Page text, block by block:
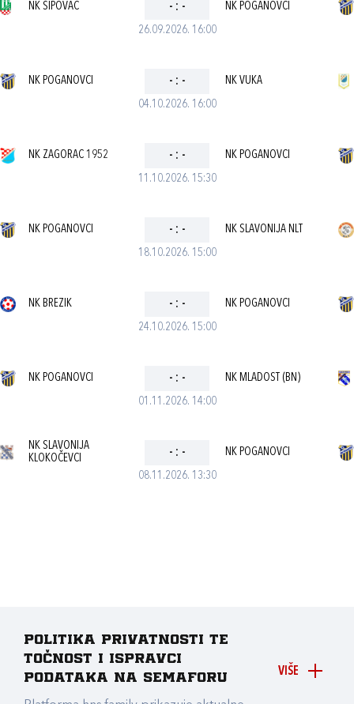
26.09.2026. 16:00
NK ŠIPOVAC - : - NK POGANOVCI
04.10.2026. 16:00
NK POGANOVCI - : - NK VUKA
11.10.2026. 15:30
NK ZAGORAC 1952 - : - NK POGANOVCI
18.10.2026. 15:00
NK POGANOVCI - : - NK SLAVONIJA NLT
24.10.2026. 15:00
NK BREZIK - : - NK POGANOVCI
01.11.2026. 14:00
NK POGANOVCI - : - NK MLADOST (BN)
08.11.2026. 13:30
NK SLAVONIJA
KLOKOČEVCI
- : - NK POGANOVCI
VIŠE
Politika privatnosti te
točnost i ispravci
podataka na Semaforu